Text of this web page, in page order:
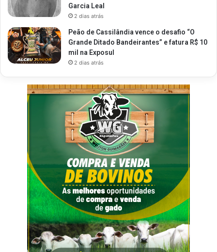
Garcia Leal
2 dias atrás
Peão de Cassilândia vence o desafio “O
Grande Ditado Bandeirantes” e fatura R$ 10
mil na Exposul
2 dias atrás